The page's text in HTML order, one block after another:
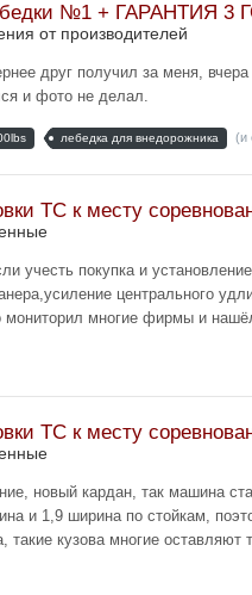
№1 + ГАРАНТИЯ 3
от производителей
друг получил за меня,
и фото не делал.
лебедка для внедорожника (и
ТС к месту
учесть покупка и
центрального
мониторил многие фирмы и
ТС к месту
новый кардан, так машина
и 1,9 ширина по стойкам,
такие кузова многие